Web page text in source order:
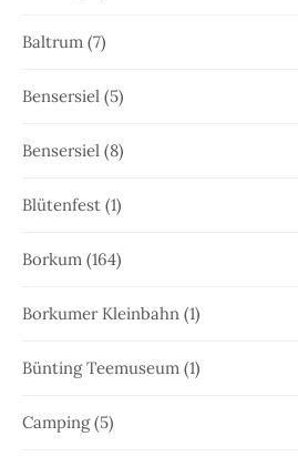
Baltrum (7)
Bensersiel (5)
Bensersiel (8)
Blütenfest (1)
Borkum (164)
Borkumer Kleinbahn (1)
Bünting Teemuseum (1)
Camping(5)